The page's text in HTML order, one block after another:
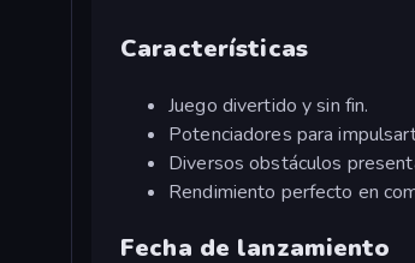
Características
Juego divertido y sin fin.
Potenciadores para
Diversos obstáculos
Rendimiento perfecto en
Fecha de lanzamiento